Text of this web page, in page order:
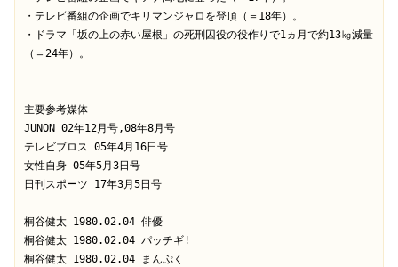
・テレビ番組の企画でキリマンジャロを登頂（＝18年）。
・ドラマ「坂の上の赤い屋根」の死刑囚役の役作りで1ヵ月で約13㎏減量
（＝24年）。
主要参考媒体
JUNON 02年12月号,08年8月号
テレビブロス 05年4月16日号
女性自身 05年5月3日号
日刊スポーツ 17年3月5日号
桐谷健太 1980.02.04 俳優
桐谷健太 1980.02.04 パッチギ!
桐谷健太 1980.02.04 まんぷく